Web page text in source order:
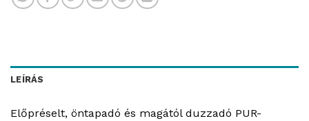
LEÍRÁS
Előpréselt, öntapadó és magától duzzadó PUR-